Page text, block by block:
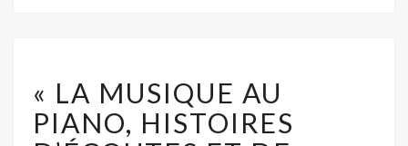
AU
PIANO,
HISTOIRES
« LA MUSIQUE AU
PIANO, HISTOIRES